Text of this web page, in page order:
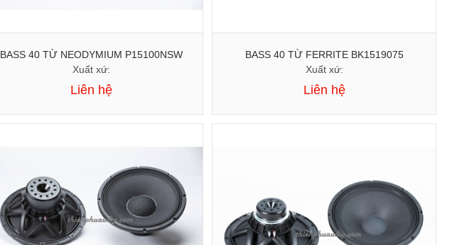
BASS 40 TỪ NEODYMIUM P15100NSW
Xuất xứ:
Liên hệ
BASS 40 TỪ FERRITE BK1519075
Xuất xứ:
Liên hệ